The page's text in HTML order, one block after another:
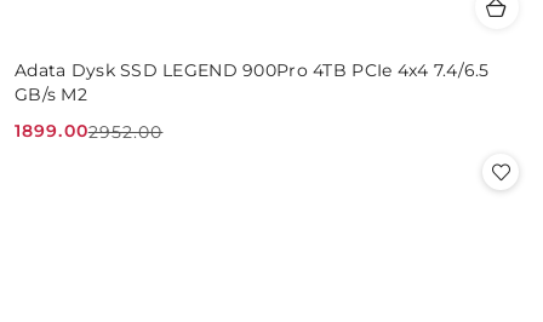
Adata Dysk SSD LEGEND 900Pro 4TB PCIe 4x4 7.4/6.5
GB/s M2
Cena
1899.00
Cena
2952.00